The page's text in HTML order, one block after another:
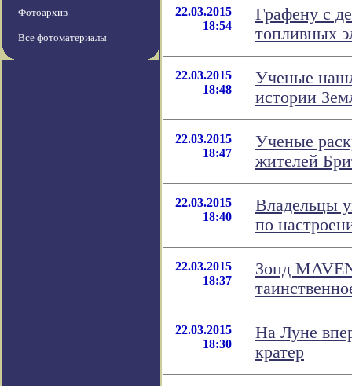
Фотоархив
Все фотоматериалы
22.03.2015
18:54
Графену с
топливных
22.03.2015
18:48
Ученые
истории
22.03.2015
18:47
Ученые
жителей
22.03.2015
18:40
Владельцы
по
22.03.2015
18:37
Зонд
22.03.2015
18:30
На Луне
кратер